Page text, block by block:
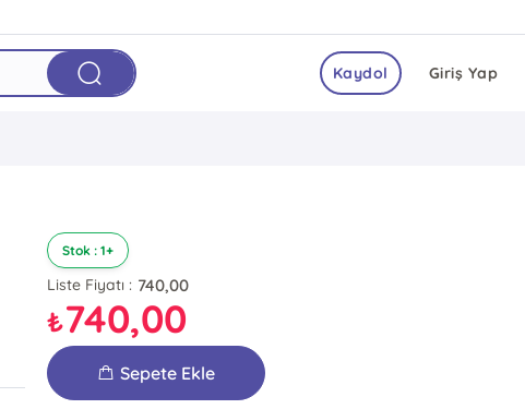
Giriş Yap
Kaydol
Stok : 1+
Liste Fiyatı : 740,00
₺740,00
Sepete Ekle